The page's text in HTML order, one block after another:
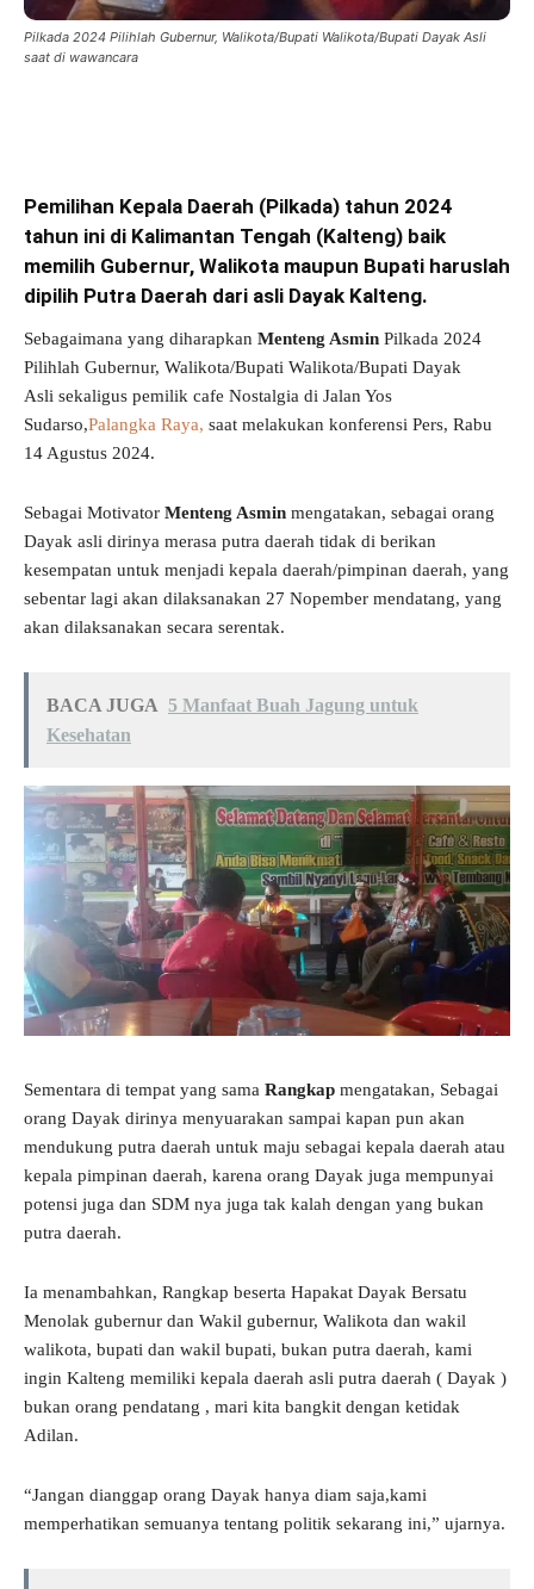
Pilkada 2024 Pilihlah Gubernur, Walikota/Bupati Walikota/Bupati Dayak Asli
saat di wawancara
Pemilihan Kepala Daerah (Pilkada) tahun 2024
tahun ini di Kalimantan Tengah (Kalteng) baik
memilih Gubernur, Walikota maupun Bupati haruslah
dipilih Putra Daerah dari asli Dayak Kalteng.
Sebagaimana yang diharapkan Menteng Asmin Pilkada 2024
Pilihlah Gubernur, Walikota/Bupati Walikota/Bupati Dayak
Asli sekaligus pemilik cafe Nostalgia di Jalan Yos
Sudarso,Palangka Raya, saat melakukan konferensi Pers, Rabu
14 Agustus 2024.
Sebagai Motivator Menteng Asmin mengatakan, sebagai orang
Dayak asli dirinya merasa putra daerah tidak di berikan
kesempatan untuk menjadi kepala daerah/pimpinan daerah, yang
sebentar lagi akan dilaksanakan 27 Nopember mendatang, yang
akan dilaksanakan secara serentak.
BACA JUGA 5 Manfaat Buah Jagung untuk
Kesehatan
Sementara di tempat yang sama Rangkap mengatakan, Sebagai
orang Dayak dirinya menyuarakan sampai kapan pun akan
mendukung putra daerah untuk maju sebagai kepala daerah atau
kepala pimpinan daerah, karena orang Dayak juga mempunyai
potensi juga dan SDM nya juga tak kalah dengan yang bukan
putra daerah.
Ia menambahkan, Rangkap beserta Hapakat Dayak Bersatu
Menolak gubernur dan Wakil gubernur, Walikota dan wakil
walikota, bupati dan wakil bupati, bukan putra daerah, kami
ingin Kalteng memiliki kepala daerah asli putra daerah ( Dayak )
bukan orang pendatang , mari kita bangkit dengan ketidak
Adilan.
“Jangan dianggap orang Dayak hanya diam saja,kami
memperhatikan semuanya tentang politik sekarang ini,” ujarnya.